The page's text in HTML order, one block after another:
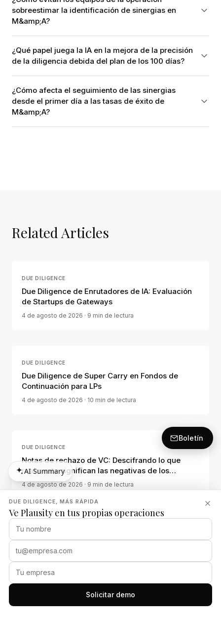
sobreestimar la identificación de sinergias en
M&amp;A?
¿Qué papel juega la IA en la mejora de la precisión
de la diligencia debida del plan de los 100 días?
¿Cómo afecta el seguimiento de las sinergias
desde el primer día a las tasas de éxito de
M&amp;A?
Related Articles
DUE DILIGENCE
Due Diligence de Enrutadores de IA: Evaluación
de Startups de Gateways
4 de agosto de 2026 · 9 min de lectura
DUE DILIGENCE
Due Diligence de Super Carry en Fondos de
Continuación para LPs
4 de agosto de 2026 · 10 min de lectura
DUE DILIGENCE
Notas de rechazo de VC: Descifrando lo que
realmente significan las negativas de los
inversores
4 de agosto de 2026 · 9 min de lectura
DUE DILIGENCE, MÁS RÁPIDA
Ve Plausity en tus propias operaciones
Solicitar demo
AI Summary
AI Summary
Boletín